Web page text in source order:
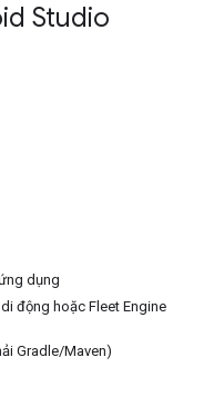
Studio
dụng
động hoặc Fleet Engine
Gradle/Maven)